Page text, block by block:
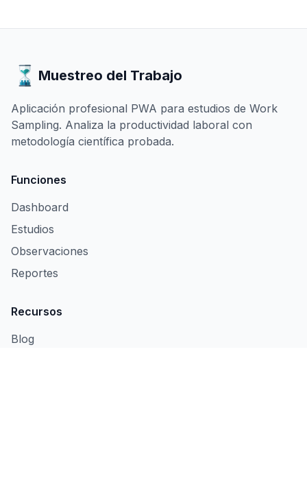
Muestreo del Trabajo
Aplicación profesional PWA para estudios de Work
Sampling. Analiza la productividad laboral con
metodología científica probada.
Funciones
Dashboard
Estudios
Observaciones
Reportes
Recursos
Blog